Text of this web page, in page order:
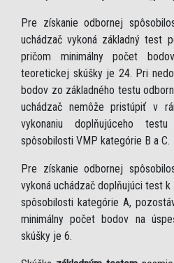
Pre získanie odbornej
uchádzač vykoná základný test
pričom minimálny počet
teoretickej skúšky je 24. Pri
bodov zo základného testu
uchádzač nemôže pristúpiť v
vykonaniu doplňujúceho
spôsobilosti VMP kategórie B a C.
Pre získanie odbornej
vykoná uchádzač doplňujúci test
spôsobilosti kategórie A,
minimálny počet bodov na
skúšky je 6.